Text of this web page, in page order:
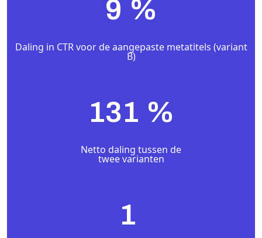
9 %
Daling in CTR voor de aangepaste metatitels (variant
B)
131 %
Netto daling tussen de
twee varianten
1